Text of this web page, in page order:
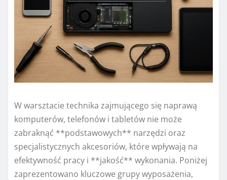
W warsztacie technika zajmującego się naprawą
komputerów, telefonów i tabletów nie może
zabraknąć **podstawowych** narzędzi oraz
specjalistycznych akcesoriów, które wpływają na
efektywność pracy i **jakość** wykonania. Poniżej
zaprezentowano kluczowe grupy wyposażenia,